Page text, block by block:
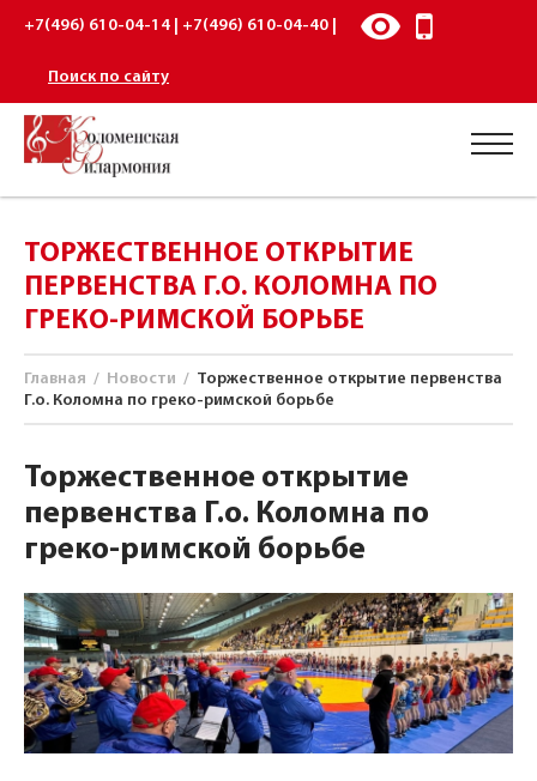
+7(496) 610-04-14 | +7(496) 610-04-40 |
Поиск по сайту
ТОРЖЕСТВЕННОЕ ОТКРЫТИЕ
ПЕРВЕНСТВА Г.О. КОЛОМНА ПО
ГРЕКО-РИМСКОЙ БОРЬБЕ
Главная / Новости / Торжественное открытие первенства
Г.о. Коломна по греко-римской борьбе
Торжественное открытие
первенства Г.о. Коломна по
греко-римской борьбе